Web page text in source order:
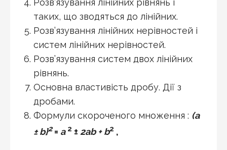
Розв’язування лінійних рівнянь і
таких, що зводяться до лінійних.
Розв’язування лінійних нерівностей і
систем лінійних нерівностей.
Розв’язування систем двох лінійних
рівнянь.
Основна властивість дробу. Дії з
дробами.
Формули скороченого множення : (а
± b}2 = а 2 ± 2аb + b2 ,